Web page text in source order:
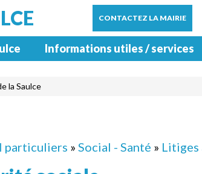
CONTACTEZ LA MAIRIE
Informations utiles / services
la Saulce
particuliers » Social - Santé » Litiges